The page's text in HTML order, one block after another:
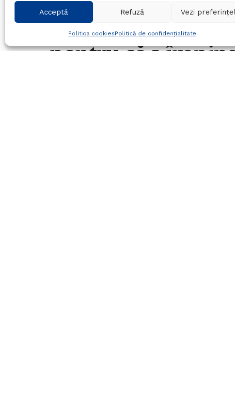
Acceptă Refuză Vezi
Politica cookiesPolitică de confidențialitate
Actualitate
Minor de 10 ani
pentru că a